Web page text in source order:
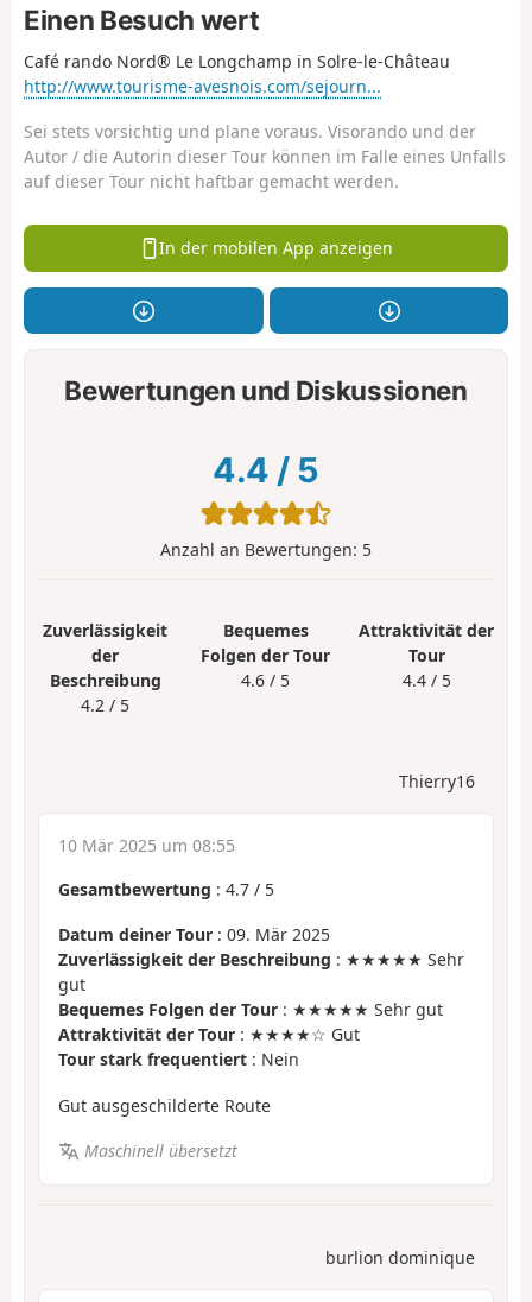
Einen Besuch wert
Café rando Nord® Le Longchamp in Solre-le-Château
http://www.tourisme-avesnois.com/sejourn...
Sei stets vorsichtig und plane voraus. Visorando und der
Autor / die Autorin dieser Tour können im Falle eines Unfalls
auf dieser Tour nicht haftbar gemacht werden.
In der mobilen App anzeigen
Bewertungen und Diskussionen
4.4 / 5
Anzahl an Bewertungen: 5
Zuverlässigkeit
der
Beschreibung
4.2 / 5
Bequemes
Folgen der Tour
4.6 / 5
Attraktivität der
Tour
4.4 / 5
Thierry16
10 Mär 2025 um 08:55
Gesamtbewertung : 4.7 / 5
Datum deiner Tour : 09. Mär 2025
Zuverlässigkeit der Beschreibung : ★★★★★ Sehr
gut
Bequemes Folgen der Tour : ★★★★★ Sehr gut
Attraktivität der Tour : ★★★★☆ Gut
Tour stark frequentiert : Nein
Gut ausgeschilderte Route
Maschinell übersetzt
burlion dominique